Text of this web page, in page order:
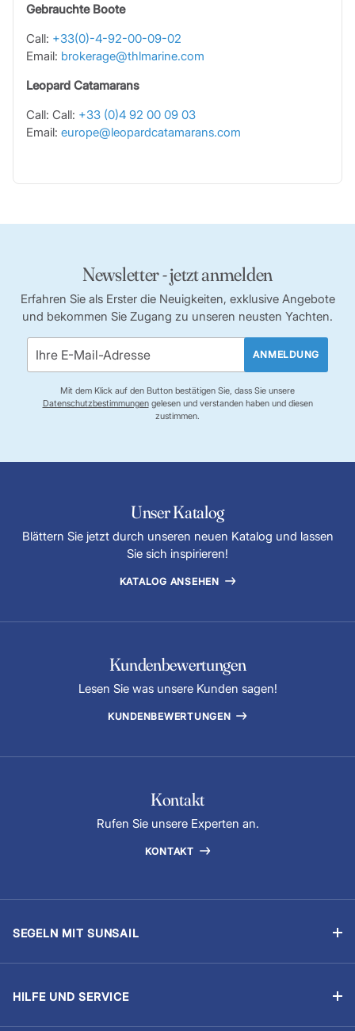
Gebrauchte Boote
Call: +33(0)-4-92-00-09-02
Email: brokerage@thlmarine.com
Leopard Catamarans
Call: Call: +33 (0)4 92 00 09 03
Email: europe@leopardcatamarans.com
Newsletter - jetzt anmelden
Erfahren Sie als Erster die Neuigkeiten, exklusive Angebote
und bekommen Sie Zugang zu unseren neusten Yachten.
ANMELDUNG
Mit dem Klick auf den Button bestätigen Sie, dass Sie unsere
Datenschutzbestimmungengelesen und verstanden haben und diesen
zustimmen.
Unser Katalog
Blättern Sie jetzt durch unseren neuen Katalog und lassen
Sie sich inspirieren!
KATALOG ANSEHEN
Kundenbewertungen
Lesen Sie was unsere Kunden sagen!
KUNDENBEWERTUNGEN
Kontakt
Rufen Sie unsere Experten an.
KONTAKT
SEGELN MIT SUNSAIL
HILFE UND SERVICE